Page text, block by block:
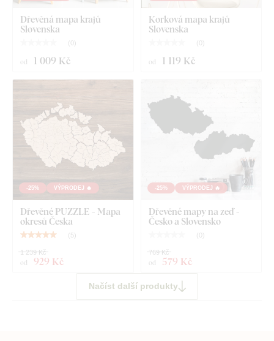
Dřevěná mapa krajů
Slovenska
( 0 )
od 1 009 Kč
Korková mapa krajů
Slovenska
( 0 )
od 1 119 Kč
-25% VÝPRODEJ 🔥
Dřevěné PUZZLE - Mapa
okresů Česka
( 5)
od 929 Kč
1 239 Kč
-25% VÝPRODEJ 🔥
Dřevěné mapy na zeď -
Česko a Slovensko
( 0)
od 579 Kč
769 Kč
Načíst další produkty